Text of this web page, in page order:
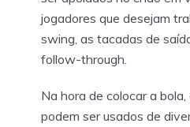
jogadores que desejam
swing, as tacadas de
follow-through.
Na hora de colocar a
podem ser usados de